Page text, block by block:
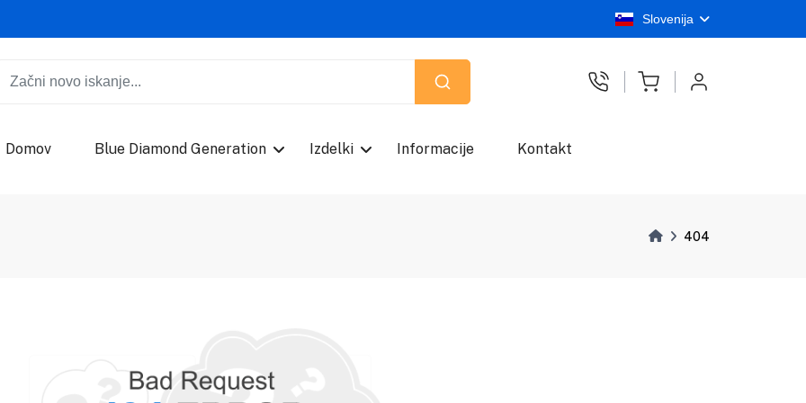
Slovenija
Domov Blue Diamond Generation Izdelki Informacije Kontakt
404